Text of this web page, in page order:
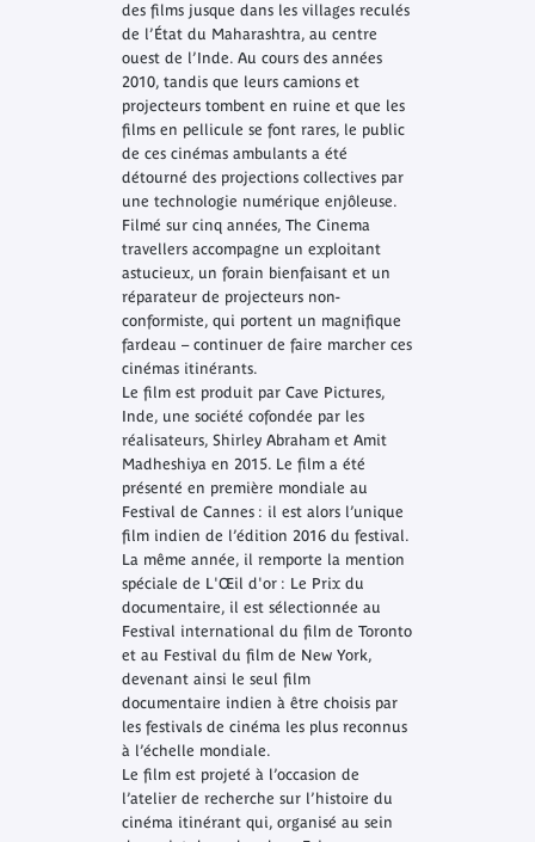
des films jusque dans les villages reculés
de l’État du Maharashtra, au centre
ouest de l’Inde. Au cours des années
2010, tandis que leurs camions et
projecteurs tombent en ruine et que les
films en pellicule se font rares, le public
de ces cinémas ambulants a été
détourné des projections collectives par
une technologie numérique enjôleuse.
Filmé sur cinq années, The Cinema
travellersaccompagne un exploitant
astucieux, un forain bienfaisant et un
réparateur de projecteurs non-
conformiste, qui portent un magnifique
fardeau – continuer de faire marcher ces
cinémas itinérants.
Le film est produit par Cave Pictures,
Inde, une société cofondée par les
réalisateurs, Shirley Abraham et Amit
Madheshiya en 2015. Le film a été
présenté en première mondiale au
Festival de Cannes : il est alors l’unique
film indien de l’édition 2016 du festival.
La même année, il remporte la mention
spéciale de L'Œil d'or : Le Prix du
documentaire, il est sélectionnée au
Festival international du film de Toronto
et au Festival du film de New York,
devenant ainsi le seul film
documentaire indien à être choisis par
les festivals de cinéma les plus reconnus
à l’échelle mondiale.
Le film est projeté à l’occasion de
l’atelier de recherche sur l’histoire du
cinéma itinérant qui, organisé au sein